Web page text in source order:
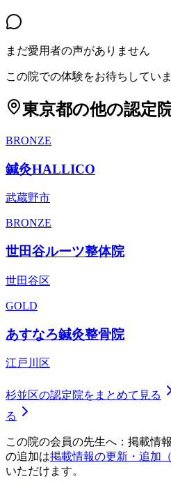
まだ愛用者の声がありません
この院での体験をお待ちしてい
東京都の他の認定
BRONZE
鍼灸HALLICO
武蔵野市
BRONZE
世田谷ルーツ整体院
世田谷区
GOLD
あすなろ鍼灸整骨院
江戸川区
杉並区の認定院をまとめて見る
る
この院の会員の先生へ：掲載情
の追加は掲載情報の更新・追加
いただけます。